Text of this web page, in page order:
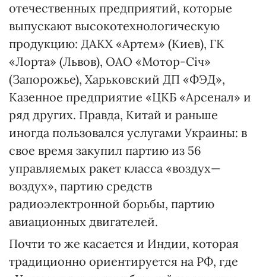
отечественных предприятий, которые
выпускают высокотехнологическую
продукцию: ДАКХ «Артем» (Киев), ГК
«Лорта» (Львов), ОАО «Мотор-Січ»
(Запорожье), Харьковский ДП «ФЭД»,
Казенное предприятие «ЦКБ «Арсенал» и
ряд других. Правда, Китай и раньше
иногда пользовался услугами Украины: в
свое время закупил партию из 56
управляемых ракет класса «воздух—
воздух», партию средств
радиоэлектронной борьбы, партию
авиационных двигателей.
Почти то же касается и Индии, которая
традиционно ориентируется на РФ, где